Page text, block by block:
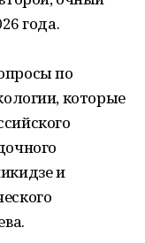
года.
по
которые
и